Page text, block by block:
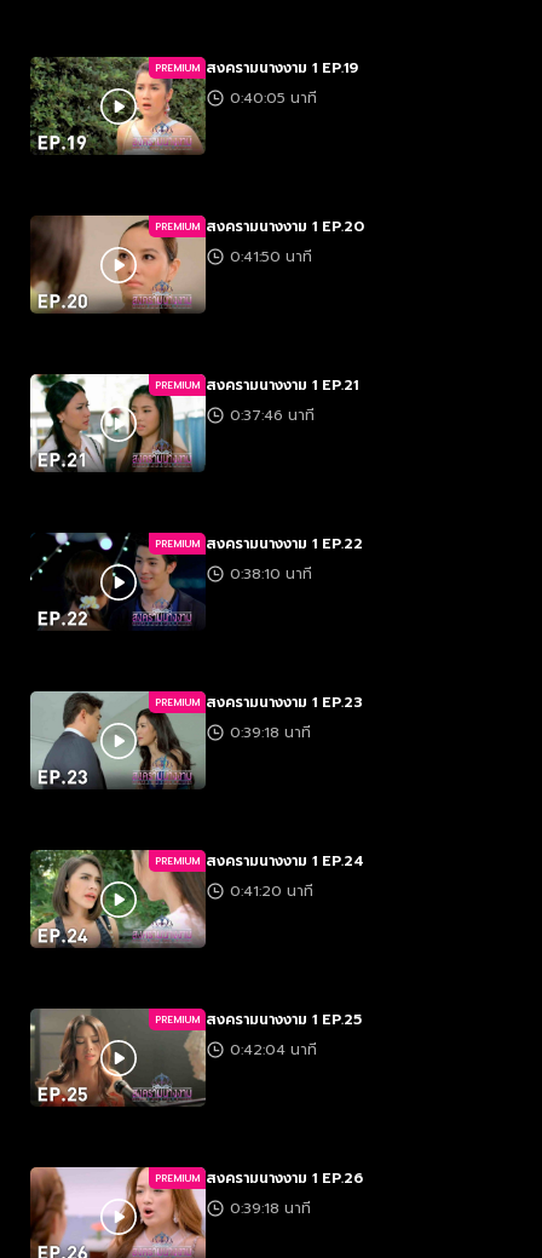
PREMIUM สงครามนางงาม 1 EP.19
0:40:05 นาที
PREMIUM สงครามนางงาม 1 EP.20
0:41:50 นาที
PREMIUM สงครามนางงาม 1 EP.21
0:37:46 นาที
PREMIUM สงครามนางงาม 1 EP.22
0:38:10 นาที
PREMIUM สงครามนางงาม 1 EP.23
0:39:18 นาที
PREMIUM สงครามนางงาม 1 EP.24
0:41:20 นาที
PREMIUM สงครามนางงาม 1 EP.25
0:42:04 นาที
PREMIUM สงครามนางงาม 1 EP.26
0:39:18 นาที